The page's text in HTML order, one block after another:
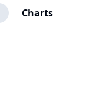
Charts